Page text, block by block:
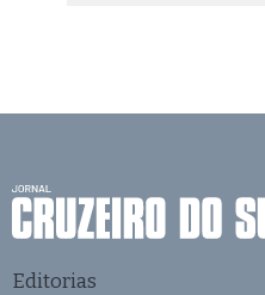
Editorias